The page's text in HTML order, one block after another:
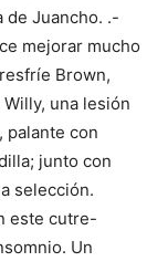
Juancho. .-
mejorar mucho
Brown,
una lesión
palante con
junto con
selección.
este cutre-
Un